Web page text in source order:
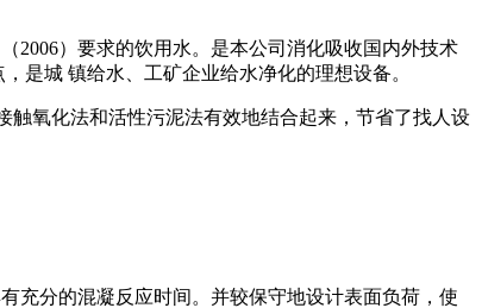
2006）要求的饮用水。是本公司消化吸收国内外技术
是城 镇给水、工矿企业给水净化的理想设备。
氧化法和活性污泥法有效地结合起来，节省了找人设
充分的混凝反应时间。并较保守地设计表面负荷，使